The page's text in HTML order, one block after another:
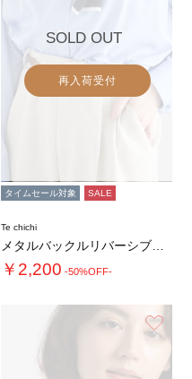
SOLD OUT
再入荷受付
タイムセール対象 SALE
Te chichi
￥2,200 -50%OFF-